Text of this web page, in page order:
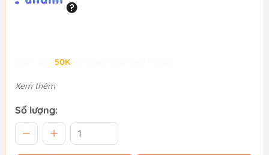
50K
Xem thêm
Số lượng: